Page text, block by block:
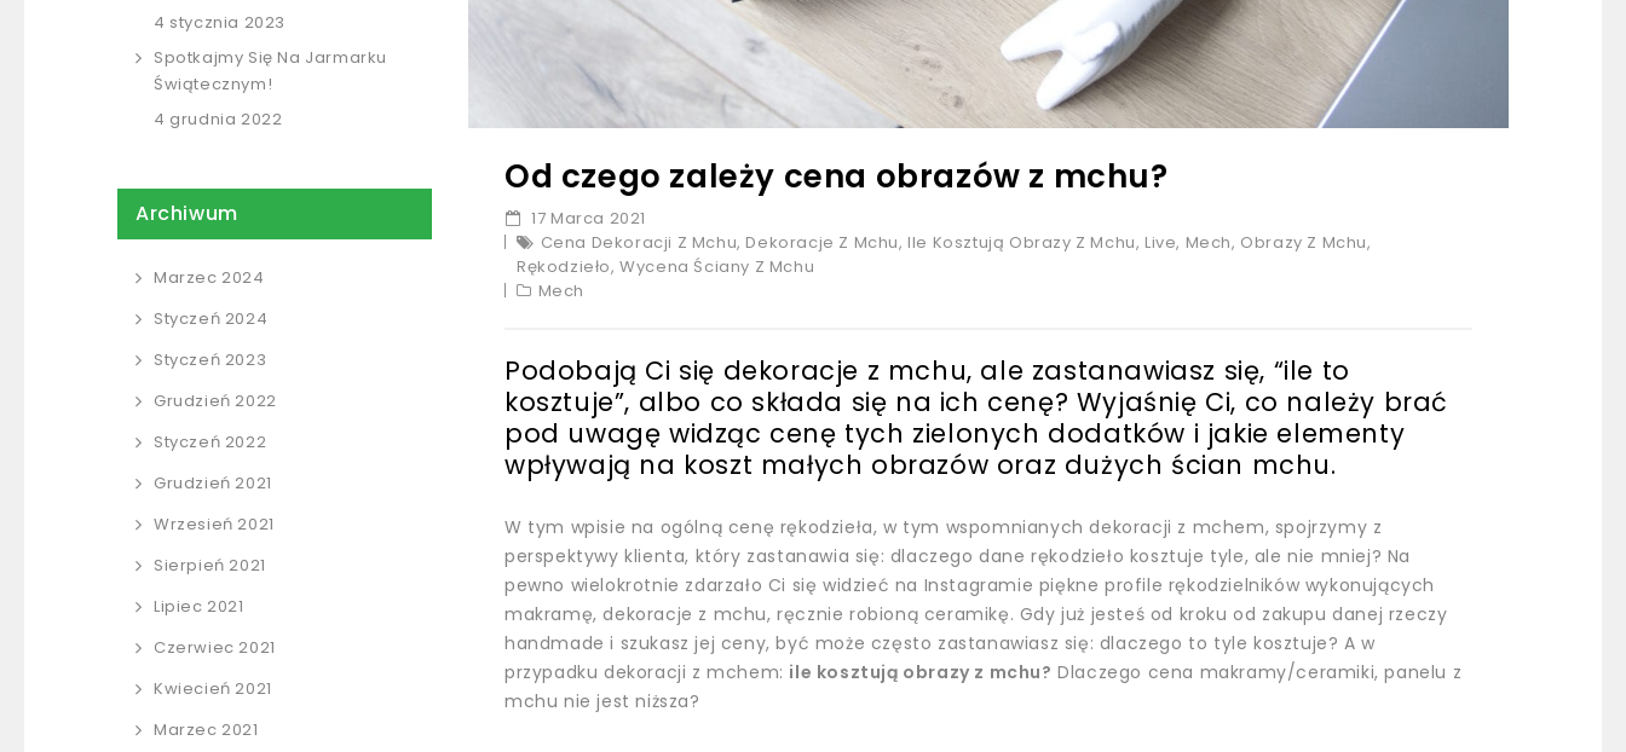
Od czego zależy cena obrazów z mchu?
17 Marca 2021
Cena Dekoracji Z Mchu, Dekoracje Z Mchu, Ile Kosztują Obrazy Z Mchu, Live, Mech, Obrazy Z Mchu,
Rękodzieło,Wycena Ściany Z Mchu
Mech
Podobają Ci się dekoracje z mchu, ale zastanawiasz się, “ile to
kosztuje”, albo co składa się na ich cenę? Wyjaśnię Ci, co należy brać
pod uwagę widząc cenę tych zielonych dodatków i jakie elementy
wpływają na koszt małych obrazów oraz dużych ścian mchu.
W tym wpisie na ogólną cenę rękodzieła, w tym wspomnianych dekoracji z mchem, spojrzymy z
perspektywy klienta, który zastanawia się: dlaczego dane rękodzieło kosztuje tyle, ale nie mniej? Na
pewno wielokrotnie zdarzało Ci się widzieć na Instagramie piękne profile rękodzielników wykonujących
makramę, dekoracje z mchu, ręcznie robioną ceramikę. Gdy już jesteś od kroku od zakupu danej rzeczy
handmade i szukasz jej ceny, być może często zastanawiasz się: dlaczego to tyle kosztuje? A w
przypadku dekoracji z mchem: ile kosztują obrazy z mchu? Dlaczego cena makramy/ceramiki, panelu z
mchu nie jest niższa?
4 stycznia 2023
Spotkajmy Się Na Jarmarku
Świątecznym!
4 grudnia 2022
Archiwum
Marzec 2024
Styczeń 2024
Styczeń 2023
Grudzień 2022
Styczeń 2022
Grudzień 2021
Wrzesień 2021
Sierpień 2021
Lipiec 2021
Czerwiec 2021
Kwiecień 2021
Marzec 2021